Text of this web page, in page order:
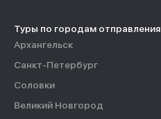
Туры по городам отправления
Архангельск
Санкт-Петербург
Соловки
Великий Новгород